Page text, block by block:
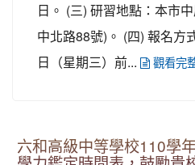
日。 (三) 研習地點：本市
中北路88號)。 (四) 報名方
日（星期三）前...
觀看完
六和高級中等學校110學